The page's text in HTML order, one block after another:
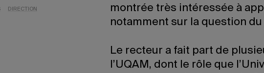
DIRECTION
montrée très intéressée à
notamment sur la question
Le recteur a fait part de
l’UQAM, dont le rôle que